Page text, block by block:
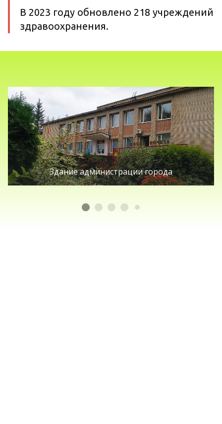
В 2023 году обновлено 218 учреждений
здравоохранения.
Здание администрации города